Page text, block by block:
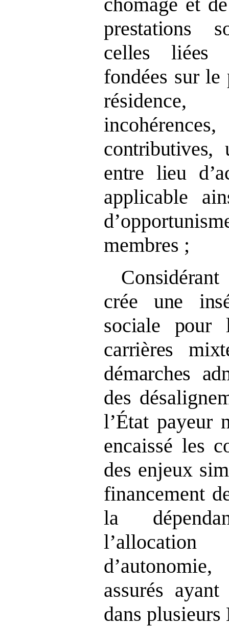
prestations
celles liées
fondées sur le
résidence,
entre lieu
applicable
membres ;
crée une
sociale pour
carrières
démarches
des
l’État payeur
encaissé les
des enjeux
financement
la
assurés
dans plusieurs